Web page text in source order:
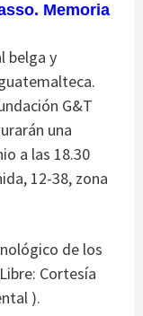
Memoria
belga y
G&T
una
a las 18.30
12-38, zona
de los
Cortesía
).